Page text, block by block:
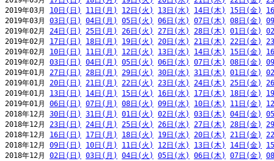
2019年03月 10日(日) 11日(月) 12日(火) 13日(水) 14日(木) 15日(金)
2019年03月 03日(日) 04日(月) 05日(火) 06日(水) 07日(木) 08日(金)
2019年02月 24日(日) 25日(月) 26日(火) 27日(水) 28日(木) 01日(金)
2019年02月 17日(日) 18日(月) 19日(火) 20日(水) 21日(木) 22日(金)
2019年02月 10日(日) 11日(月) 12日(火) 13日(水) 14日(木) 15日(金)
2019年02月 03日(日) 04日(月) 05日(火) 06日(水) 07日(木) 08日(金)
2019年01月 27日(日) 28日(月) 29日(火) 30日(水) 31日(木) 01日(金)
2019年01月 20日(日) 21日(月) 22日(火) 23日(水) 24日(木) 25日(金)
2019年01月 13日(日) 14日(月) 15日(火) 16日(水) 17日(木) 18日(金)
2019年01月 06日(日) 07日(月) 08日(火) 09日(水) 10日(木) 11日(金)
2018年12月 30日(日) 31日(月) 01日(火) 02日(水) 03日(木) 04日(金)
2018年12月 23日(日) 24日(月) 25日(火) 26日(水) 27日(木) 28日(金)
2018年12月 16日(日) 17日(月) 18日(火) 19日(水) 20日(木) 21日(金)
2018年12月 09日(日) 10日(月) 11日(火) 12日(水) 13日(木) 14日(金)
2018年12月 02日(日) 03日(月) 04日(火) 05日(水) 06日(木) 07日(金)